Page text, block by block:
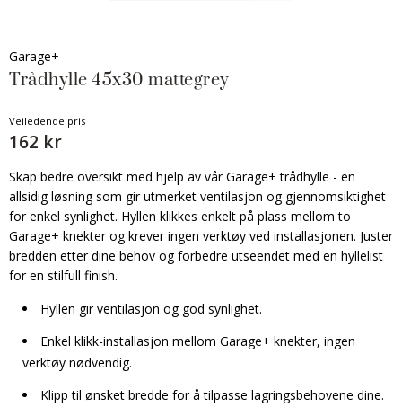
Garage+
Trådhylle 45x30 mattegrey
Veiledende pris
162 kr
Skap bedre oversikt med hjelp av vår Garage+ trådhylle - en
allsidig løsning som gir utmerket ventilasjon og gjennomsiktighet
for enkel synlighet. Hyllen klikkes enkelt på plass mellom to
Garage+ knekter og krever ingen verktøy ved installasjonen. Juster
bredden etter dine behov og forbedre utseendet med en hyllelist
for en stilfull finish.
Hyllen gir ventilasjon og god synlighet.
Enkel klikk-installasjon mellom Garage+ knekter, ingen
verktøy nødvendig.
Klipp til ønsket bredde for å tilpasse lagringsbehovene dine.